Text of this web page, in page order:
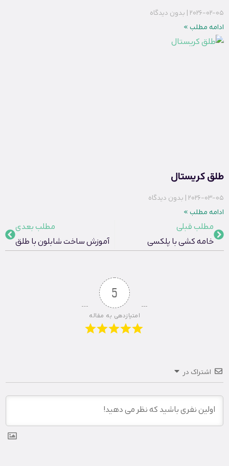
2026-02-05 بدون دیدگاه
ادامه مطلب »
طلق کریستال
2026-03-05 بدون دیدگاه
ادامه مطلب »
مطلب قبلی
خامه کشی با پلکسی
مطلب بعدی
آموزش ساخت شابلون با طلق
5
امتیازدهی به مقاله
اشتراک در